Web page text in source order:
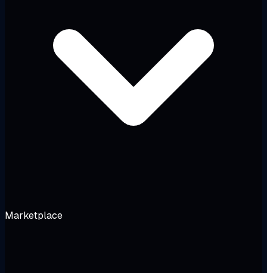
Marketplace